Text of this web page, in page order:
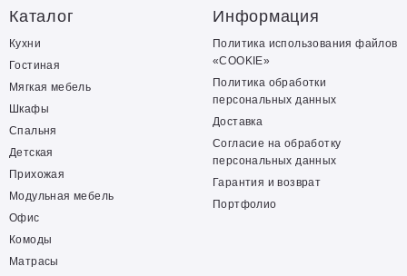
Каталог
Кухни
Гостиная
Мягкая мебель
Шкафы
Спальня
Детская
Прихожая
Модульная мебель
Офис
Комоды
Матрасы
Информация
Политика использования файлов
«COOKIE»
Политика обработки
персональных данных
Доставка
Согласие на обработку
персональных данных
Гарантия и возврат
Портфолио